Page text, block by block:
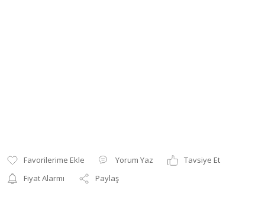
Yorum Yaz
Tavsiye Et
Fiyat Alarmı
Paylaş